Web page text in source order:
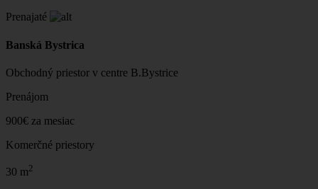
Prenajaté
Banská Bystrica
Obchodný priestor v centre B.Bystrice
Prenájom
900€ za mesiac
Komerčné priestory
30 m2